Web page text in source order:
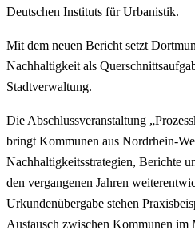
Deutschen Instituts für Urbanistik.
Mit dem neuen Bericht setzt
Nachhaltigkeit als
Stadtverwaltung.
Die Abschlussveranstaltung
bringt Kommunen aus Nordrhein-
Nachhaltigkeitsstrategien, Berichte
den vergangenen Jahren
Urkundenübergabe stehen
Austausch zwischen Kommunen im